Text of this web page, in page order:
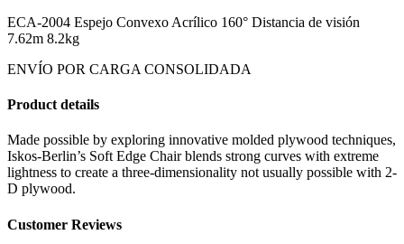
ECA-2004 Espejo Convexo Acrílico 160° Distancia de visión
7.62m 8.2kg
ENVÍO POR CARGA CONSOLIDADA
Product details
Made possible by exploring innovative molded plywood techniques,
Iskos-Berlin’s Soft Edge Chair blends strong curves with extreme
lightness to create a three-dimensionality not usually possible with 2-
D plywood.
Customer Reviews